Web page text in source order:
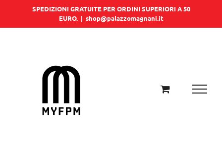
SPEDIZIONI GRATUITE PER ORDINI SUPERIORI A 50
EURO. | shop@palazzomagnani.it